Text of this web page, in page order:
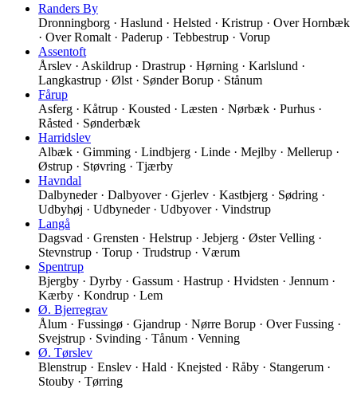
Randers By
Dronningborg · Haslund · Helsted · Kristrup · Over Hornbæk
· Over Romalt · Paderup · Tebbestrup · Vorup
Assentoft
Årslev · Askildrup · Drastrup · Hørning · Karlslund ·
Langkastrup · Ølst · Sønder Borup · Stånum
Fårup
Asferg · Kåtrup · Kousted · Læsten · Nørbæk · Purhus ·
Råsted · Sønderbæk
Harridslev
Albæk · Gimming · Lindbjerg · Linde · Mejlby · Mellerup ·
Østrup · Støvring · Tjærby
Havndal
Dalbyneder · Dalbyover · Gjerlev · Kastbjerg · Sødring ·
Udbyhøj · Udbyneder · Udbyover · Vindstrup
Langå
Dagsvad · Grensten · Helstrup · Jebjerg · Øster Velling ·
Stevnstrup · Torup · Trudstrup · Værum
Spentrup
Bjergby · Dyrby · Gassum · Hastrup · Hvidsten · Jennum ·
Kærby · Kondrup · Lem
Ø. Bjerregrav
Ålum · Fussingø · Gjandrup · Nørre Borup · Over Fussing ·
Svejstrup · Svinding · Tånum · Venning
Ø. Tørslev
Blenstrup · Enslev · Hald · Knejsted · Råby · Stangerum ·
Stouby · Tørring